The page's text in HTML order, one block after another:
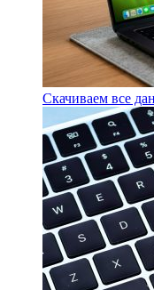
Скачиваем все